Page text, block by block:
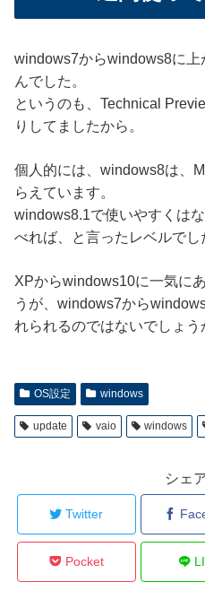
windows7からwindows8に
んでした。
というのも、Technical
りしてましたから。
個人的には、windows8は、
らえています。
windows8.1で使いやすくは
べれば、と言ったレベルでし
XPからwindows10に一気に
うが、windows7から
れられるのではないでしょう
OS設定 windows
update vaio windows
シェ
Twitter
Pocket